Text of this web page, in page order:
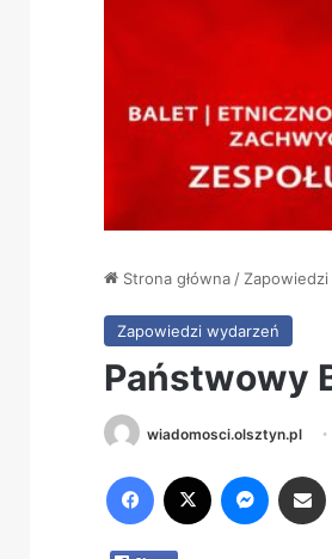
Strona główna /
Zapowiedzi wydarzeń
Państwowy
wiadomosci.olsztyn.pl